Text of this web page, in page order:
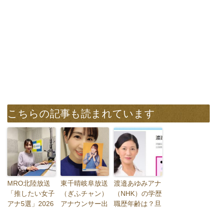
こちらの記事も読まれています
MRO北陸放送
「推したい女子
アナ5選」2026
東千晴岐阜放送
（ぎふチャン）
アナウンサー出
渡邉あゆみアナ
（NHK）の学歴
職歴年齢は？旦